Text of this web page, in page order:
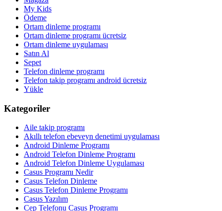
My Kids
Ödeme
Ortam dinleme programı
Ortam dinleme programı ücretsiz
Ortam dinleme uygulaması
Satın Al
Sepet
Telefon dinleme programı
Telefon takip programı android ücretsiz
Yükle
Kategoriler
Aile takip programı
Akıllı telefon ebeveyn denetimi uygulaması
Android Dinleme Programı
Android Telefon Dinleme Programı
Android Telefon Dinleme Uygulaması
Casus Programı Nedir
Casus Telefon Dinleme
Casus Telefon Dinleme Programı
Casus Yazılım
Cep Telefonu Casus Programı